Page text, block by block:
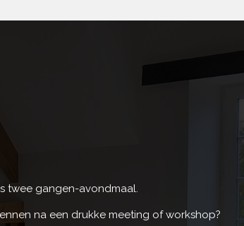
twee gangen-avondmaal.
na een drukke meeting of workshop?